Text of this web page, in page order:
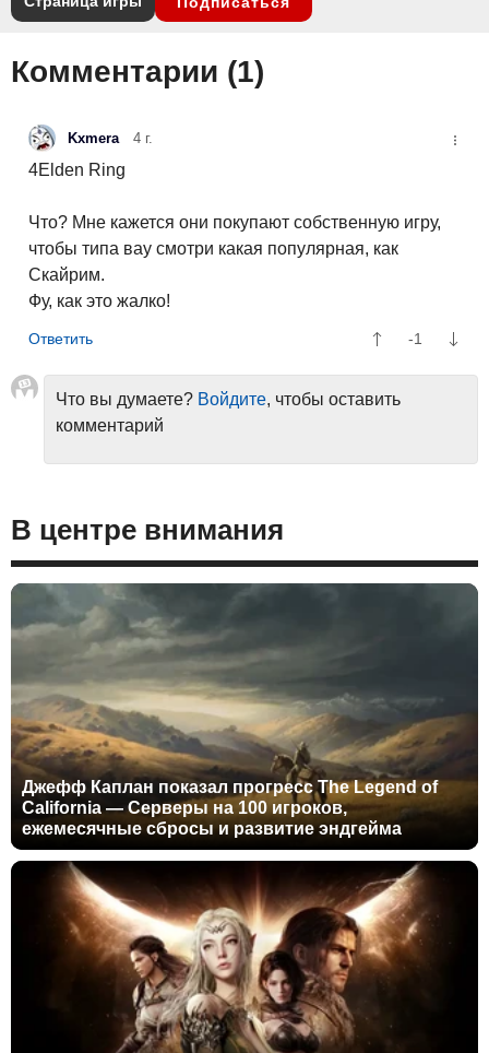
Комментарии (1)
Kxmera 4 г.
4Elden Ring
Что? Мне кажется они покупают собственную игру,
чтобы типа вау смотри какая популярная, как
Скайрим.
Фу, как это жалко!
-1
Что вы думаете? Войдите, чтобы оставить
комментарий
В центре внимания
Джефф Каплан показал прогресс The Legend of
California — Серверы на 100 игроков,
ежемесячные сбросы и развитие эндгейма